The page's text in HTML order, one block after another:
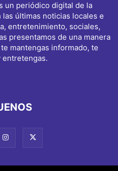
un periódico digital de la
últimas noticias locales e
entretenimiento, sociales,
presentamos de una manera
mantengas informado, te
entretengas.